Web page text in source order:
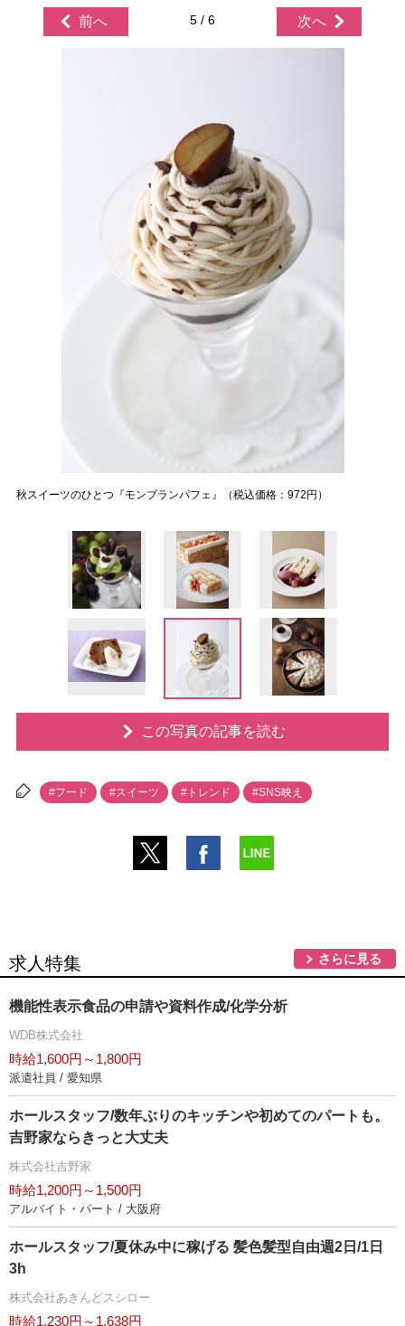
前へ 5 / 6 次へ
秋スイーツのひとつ『モンブランパフェ』（税込価格：972円）
この写真の記事を読む
#フード #スイーツ #トレンド #SNS映え
求人特集 さらに見る
機能性表示食品の申請や資料作成/化学分析
WDB株式会社
時給1,600円～1,800円
派遣社員 / 愛知県
ホールスタッフ/数年ぶりのキッチンや初めてのパートも。
吉野家ならきっと大丈夫
株式会社吉野家
時給1,200円～1,500円
アルバイト・パート / 大阪府
ホールスタッフ/夏休み中に稼げる 髪色髪型自由週2日/1日
3h
株式会社あきんどスシロー
時給1,230円～1,638円